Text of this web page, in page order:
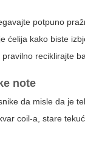
potpuno
ćelija kako biste
reciklirajte
note
da misle da je
coil-a, stare